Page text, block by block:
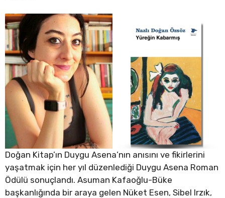
Doğan Kitap’ın Duygu Asena’nın anısını ve fikirlerini
yaşatmak için her yıl düzenlediği Duygu Asena Roman
Ödülü sonuçlandı. Asuman Kafaoğlu-Büke
başkanlığında bir araya gelen Nüket Esen, Sibel Irzık,